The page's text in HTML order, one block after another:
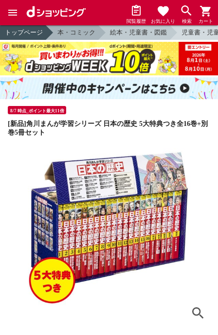
閲覧履歴 お気に入り 検索 カート
トップページ 本・コミック 絵本・児童書・図鑑 児童書・児
8/7 時点_ポイント最大11倍
[新品]角川まんが学習シリーズ 日本の歴史 5大特典つき全16巻+別
巻5冊セット